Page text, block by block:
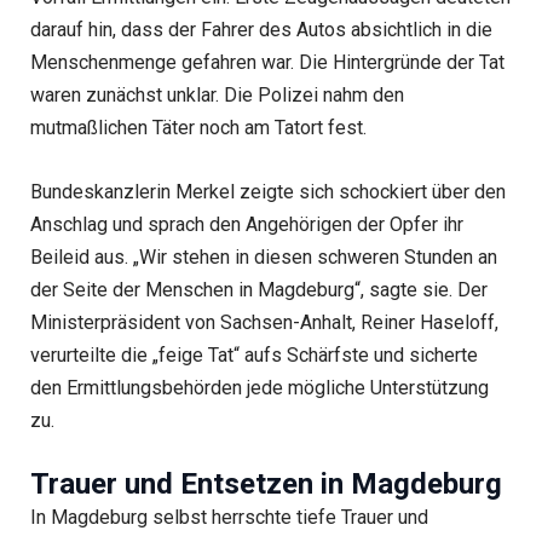
darauf hin, dass der Fahrer des Autos absichtlich in die
Menschenmenge gefahren war. Die Hintergründe der Tat
waren zunächst unklar. Die Polizei nahm den
mutmaßlichen Täter noch am Tatort fest.
Bundeskanzlerin Merkel zeigte sich schockiert über den
Anschlag und sprach den Angehörigen der Opfer ihr
Beileid aus. „Wir stehen in diesen schweren Stunden an
der Seite der Menschen in Magdeburg“, sagte sie. Der
Ministerpräsident von Sachsen-Anhalt, Reiner Haseloff,
verurteilte die „feige Tat“ aufs Schärfste und sicherte
den Ermittlungsbehörden jede mögliche Unterstützung
zu.
Trauer und Entsetzen in Magdeburg
In Magdeburg selbst herrschte tiefe Trauer und